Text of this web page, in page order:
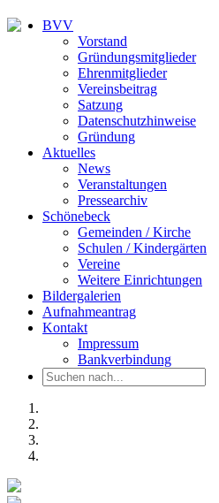
BVV
Vorstand
Gründungsmitglieder
Ehrenmitglieder
Vereinsbeitrag
Satzung
Datenschutzhinweise
Gründung
Aktuelles
News
Veranstaltungen
Pressearchiv
Schönebeck
Gemeinden / Kirche
Schulen / Kindergärten
Vereine
Weitere Einrichtungen
Bildergalerien
Aufnahmeantrag
Kontakt
Impressum
Bankverbindung